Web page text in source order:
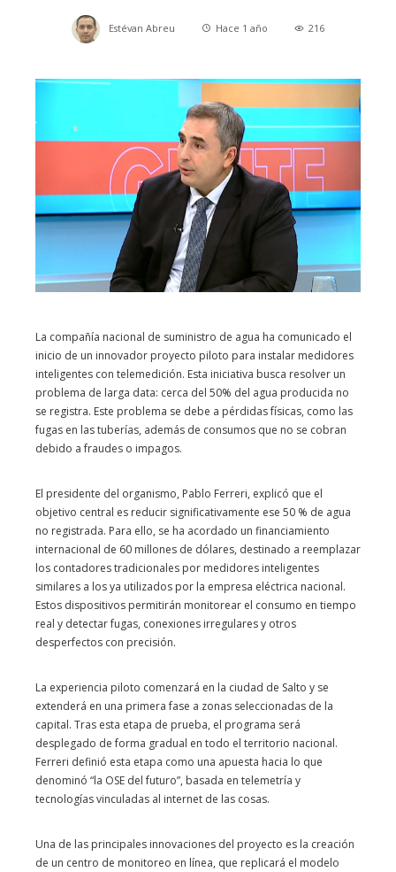
Estévan Abreu Hace 1 año 216
La compañía nacional de suministro de agua ha comunicado el
inicio de un innovador proyecto piloto para instalar medidores
inteligentes con telemedición. Esta iniciativa busca resolver un
problema de larga data: cerca del 50% del agua producida no
se registra. Este problema se debe a pérdidas físicas, como las
fugas en las tuberías, además de consumos que no se cobran
debido a fraudes o impagos.
El presidente del organismo, Pablo Ferreri, explicó que el
objetivo central es reducir significativamente ese 50 % de agua
no registrada. Para ello, se ha acordado un financiamiento
internacional de 60 millones de dólares, destinado a reemplazar
los contadores tradicionales por medidores inteligentes
similares a los ya utilizados por la empresa eléctrica nacional.
Estos dispositivos permitirán monitorear el consumo en tiempo
real y detectar fugas, conexiones irregulares y otros
desperfectos con precisión.
La experiencia piloto comenzará en la ciudad de Salto y se
extenderá en una primera fase a zonas seleccionadas de la
capital. Tras esta etapa de prueba, el programa será
desplegado de forma gradual en todo el territorio nacional.
Ferreri definió esta etapa como una apuesta hacia lo que
denominó “la OSE del futuro”, basada en telemetría y
tecnologías vinculadas al internet de las cosas.
Una de las principales innovaciones del proyecto es la creación
de un centro de monitoreo en línea, que replicará el modelo